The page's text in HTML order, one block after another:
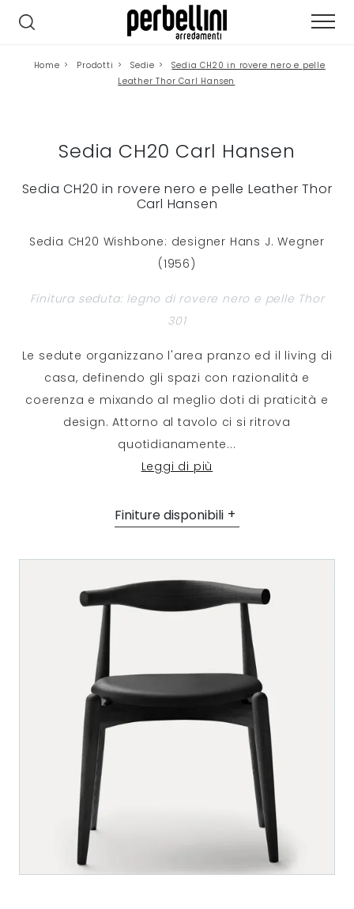
Home > Prodotti > Sedie >
Sedia CH20 in rovere nero e pelle
Leather Thor Carl Hansen
Sedia CH20 Carl Hansen
Sedia CH20 in rovere nero e pelle Leather Thor
Carl Hansen
Sedia CH20 Wishbone: designer Hans J. Wegner
(1956)
Finitura seduta: legno di rovere nero e pelle Thor
301
Le sedute organizzano l'area pranzo ed il living di
casa, definendo gli spazi con razionalità e
coerenza e mixando al meglio doti di praticità e
design. Attorno al tavolo ci si ritrova
quotidianamente...
Leggi di più
Finiture disponibili